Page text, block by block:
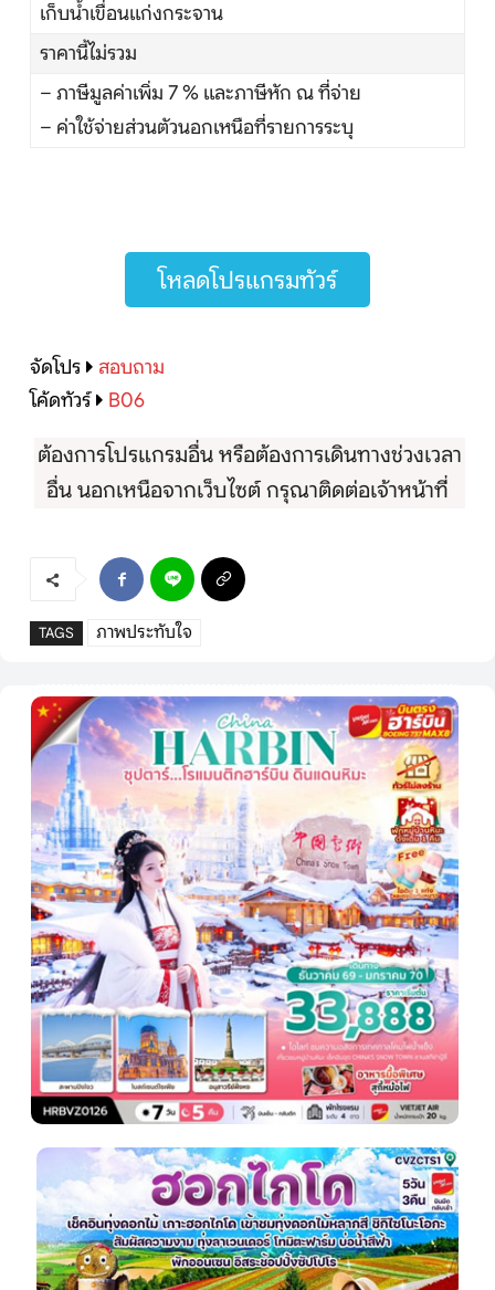
เก็บน้ำเขื่อนแก่งกระจาน
ราคานี้ไม่รวม
– ภาษีมูลค่าเพิ่ม 7 % และภาษีหัก ณ ที่จ่าย
– ค่าใช้จ่ายส่วนตัวนอกเหนือที่รายการระบุ
โหลดโปรแกรมทัวร์
จัดโปร
สอบถาม
โค้ดทัวร์
B06
ต้องการโปรแกรมอื่น หรือต้องการเดินทางช่วงเวลา
อื่น นอกเหนือจากเว็บไซต์ กรุณาติดต่อเจ้าหน้าที่
TAGS ภาพประทับใจ